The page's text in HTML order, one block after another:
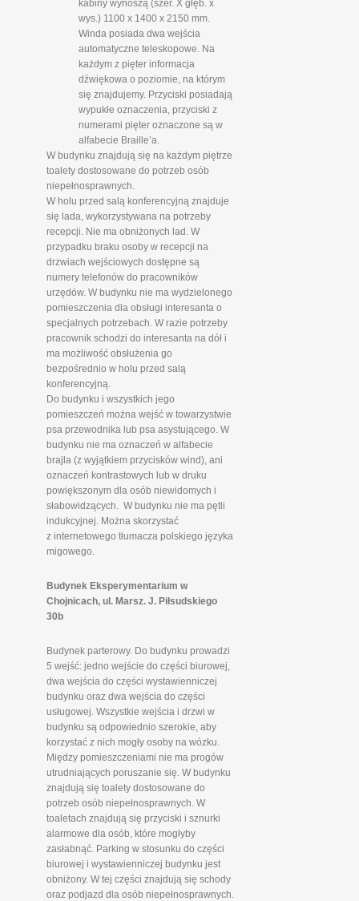
kabiny wynoszą (szer. X głęb. x
wys.) 1100 x 1400 x 2150 mm.
Winda posiada dwa wejścia
automatyczne teleskopowe. Na
każdym z pięter informacja
dźwiękowa o poziomie, na którym
się znajdujemy. Przyciski posiadają
wypukłe oznaczenia, przyciski z
numerami pięter oznaczone są w
alfabecie Braille’a.
W budynku znajdują się na każdym piętrze
toalety dostosowane do potrzeb osób
niepełnosprawnych.
W holu przed salą konferencyjną znajduje
się lada, wykorzystywana na potrzeby
recepcji. Nie ma obniżonych lad. W
przypadku braku osoby w recepcji na
drzwiach wejściowych dostępne są
numery telefonów do pracowników
urzędów. W budynku nie ma wydzielonego
pomieszczenia dla obsługi interesanta o
specjalnych potrzebach. W razie potrzeby
pracownik schodzi do interesanta na dół i
ma możliwość obsłużenia go
bezpośrednio w holu przed salą
konferencyjną.
Do budynku i wszystkich jego
pomieszczeń można wejść w towarzystwie
psa przewodnika lub psa asystującego. W
budynku nie ma oznaczeń w alfabecie
brajla (z wyjątkiem przycisków wind), ani
oznaczeń kontrastowych lub w druku
powiększonym dla osób niewidomych i
słabowidzących. W budynku nie ma pętli
indukcyjnej. Można skorzystać
z internetowego tłumacza polskiego języka
migowego.
Budynek Eksperymentarium w
Chojnicach, ul. Marsz. J. Piłsudskiego
30b
Budynek parterowy. Do budynku prowadzi
5 wejść: jedno wejście do części biurowej,
dwa wejścia do części wystawienniczej
budynku oraz dwa wejścia do części
usługowej. Wszystkie wejścia i drzwi w
budynku są odpowiednio szerokie, aby
korzystać z nich mogły osoby na wózku.
Między pomieszczeniami nie ma progów
utrudniających poruszanie się. W budynku
znajdują się toalety dostosowane do
potrzeb osób niepełnosprawnych. W
toaletach znajdują się przyciski i sznurki
alarmowe dla osób, które mogłyby
zasłabnąć. Parking w stosunku do części
biurowej i wystawienniczej budynku jest
obniżony. W tej części znajdują się schody
oraz podjazd dla osób niepełnosprawnych.